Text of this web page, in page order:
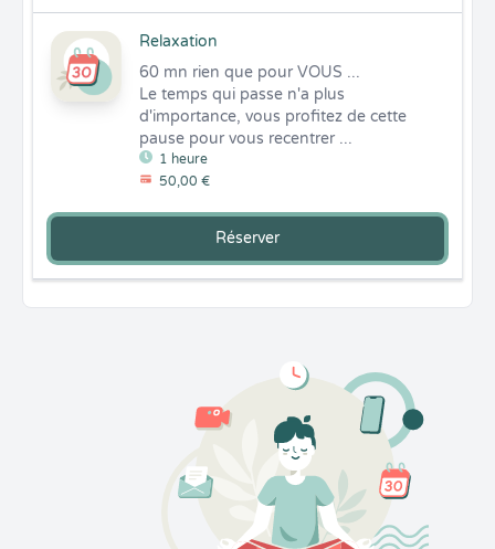
Relaxation
1 heure
50,00 €
60 mn rien que pour VOUS ...
Le temps qui passe n'a plus
d'importance, vous profitez de cette
pause pour vous recentrer ...
Réserver